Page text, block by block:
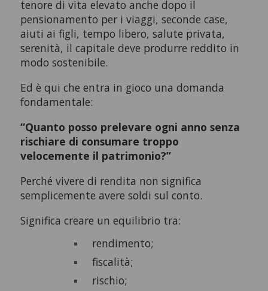
tenore di vita elevato anche dopo il
pensionamento per i viaggi, seconde case,
aiuti ai figli, tempo libero, salute privata,
serenità, il capitale deve produrre reddito in
modo sostenibile.
Ed è qui che entra in gioco una domanda
fondamentale:
“Quanto posso prelevare ogni anno senza
rischiare di consumare troppo
velocemente il patrimonio?”
Perché vivere di rendita non significa
semplicemente avere soldi sul conto.
Significa creare un equilibrio tra:
rendimento;
fiscalità;
rischio;